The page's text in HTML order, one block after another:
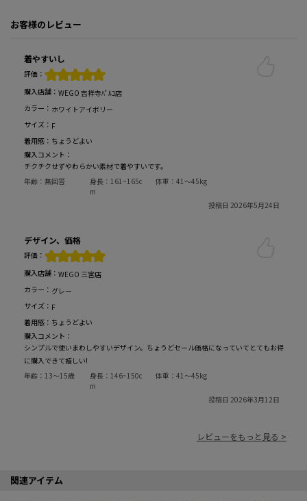
お客様のレビュー
着やすいし
投稿日 2026年5月24日
購入店舗： WEGO 吉祥寺ﾊﾟﾙｺ店
カラー： ホワイトアイボリー
サイズ： F
年齢： 無回答
着用感： ちょうどよい
評価：
身長： 161~165c
m
体重： 41～45kg
購入コメント：
チクチクせずやわらかい素材で着やすいです。
デザイン、価格
投稿日 2026年3月12日
購入店舗： WEGO 三宮店
カラー： グレー
サイズ： F
年齢： 13～15歳
着用感： ちょうどよい
評価：
身長： 146~150c
m
体重： 41～45kg
購入コメント：
シンプルで使いまわしやすいデザイン。ちょうどセール価格になっていてとてもお得
に購入できて嬉しい!
レビューをもっと見る >
関連アイテム